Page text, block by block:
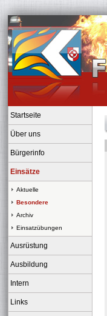
Startseite
Über uns
Bürgerinfo
Einsätze
Aktuelle
Besondere
Archiv
Einsatzübungen
Ausrüstung
Ausbildung
Intern
Links